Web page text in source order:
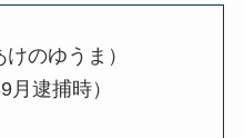
のゆうま）
逮捕時）